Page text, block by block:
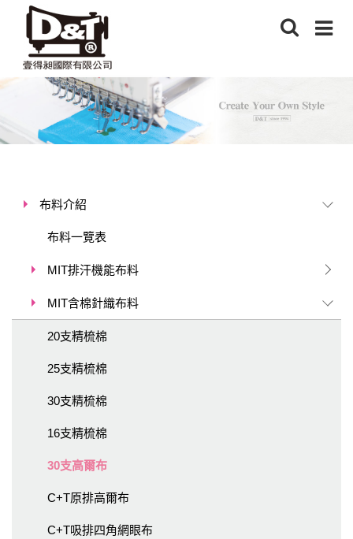
布料介紹
布料一覽表
MIT排汗機能布料
MIT含棉針織布料
20支精梳棉
25支精梳棉
30支精梳棉
16支精梳棉
30支高爾布
C+T原排高爾布
C+T吸排四角網眼布